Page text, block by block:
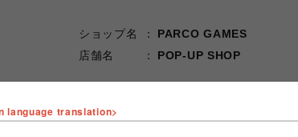
ショップ名
PARCO GAMES
店舗名
POP-UP SHOP
ショップお問い合わせは
language translation>